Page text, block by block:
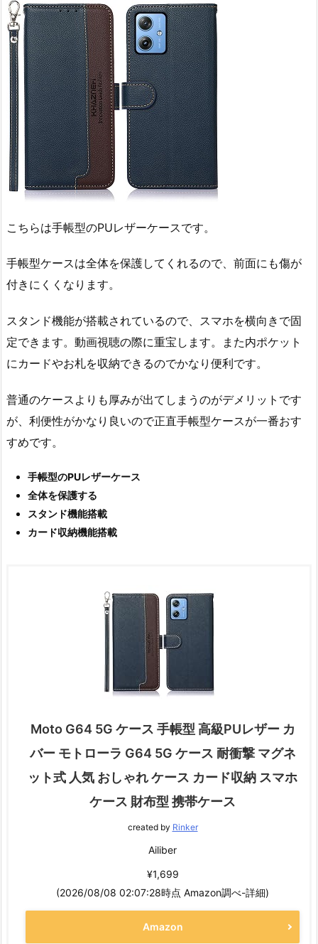
こちらは手帳型のPUレザーケースです。
手帳型ケースは全体を保護してくれるので、前面にも傷が
付きにくくなります。
スタンド機能が搭載されているので、スマホを横向きで固
定できます。動画視聴の際に重宝します。また内ポケット
にカードやお札を収納できるのでかなり便利です。
普通のケースよりも厚みが出てしまうのがデメリットです
が、利便性がかなり良いので正直手帳型ケースが一番おす
すめです。
手帳型のPUレザーケース
全体を保護する
スタンド機能搭載
カード収納機能搭載
Moto G64 5G ケース 手帳型 高級PUレザー カ
バー モトローラ G64 5G ケース 耐衝撃 マグネ
ット式 人気 おしゃれ ケース カード収納 スマホ
ケース 財布型 携帯ケース
created by Rinker
Ailiber
¥1,699
(2026/08/08 02:07:28時点 Amazon調べ-詳細)
Amazon